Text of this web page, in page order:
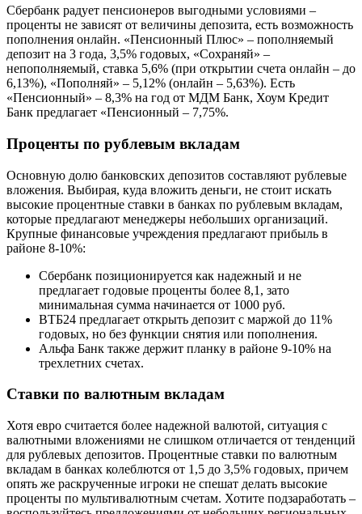
Сбербанк радует пенсионеров выгодными условиями –
проценты не зависят от величины депозита, есть возможность
пополнения онлайн. «Пенсионный Плюс» – пополняемый
депозит на 3 года, 3,5% годовых, «Сохраняй» –
непополняемый, ставка 5,6% (при открытии счета онлайн – до
6,13%), «Пополняй» – 5,12% (онлайн – 5,63%). Есть
«Пенсионный» – 8,3% на год от МДМ Банк, Хоум Кредит
Банк предлагает «Пенсионный – 7,75%.
Проценты по рублевым вкладам
Основную долю банковских депозитов составляют рублевые
вложения. Выбирая, куда вложить деньги, не стоит искать
высокие процентные ставки в банках по рублевым вкладам,
которые предлагают менеджеры небольших организаций.
Крупные финансовые учреждения предлагают прибыль в
районе 8-10%:
Сбербанк позиционируется как надежный и не
предлагает годовые проценты более 8,1, зато
минимальная сумма начинается от 1000 руб.
ВТБ24 предлагает открыть депозит с маржой до 11%
годовых, но без функции снятия или пополнения.
Альфа Банк также держит планку в районе 9-10% на
трехлетних счетах.
Ставки по валютным вкладам
Хотя евро считается более надежной валютой, ситуация с
валютными вложениями не слишком отличается от тенденций
для рублевых депозитов. Процентные ставки по валютным
вкладам в банках колеблются от 1,5 до 3,5% годовых, причем
опять же раскрученные игроки не спешат делать высокие
проценты по мультивалютным счетам. Хотите подзаработать –